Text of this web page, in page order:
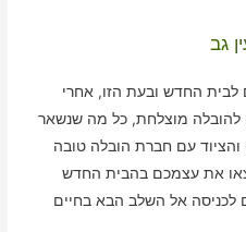
גב
לבית החדש ובעת הזו, אחרי
להובלה מוצלחת, כל מה שנשאר
עם חברת הובלה טובה
את עצמכם בהבית החדש
אל השלב הבא בחיים